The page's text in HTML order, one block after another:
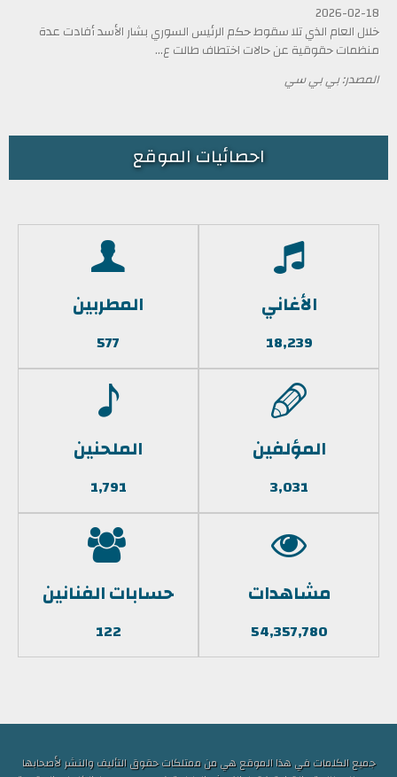
2026-02-18
خلال العام الذي تلا سقوط حكم الرئيس السوري بشار الأسد أفادت عدة
منظمات حقوقية عن حالات اختطاف طالت ع...
المصدر: بي بي سي
احصائيات الموقع
الأغاني
18,239
المطربين
577
المؤلفين
3,031
الملحنين
1,791
مشاهدات
54,357,780
حسابات الفنانين
122
جميع الكلمات في هذا الموقع هي من ممتلكات حقوق التأليف والنشر لأصحابها